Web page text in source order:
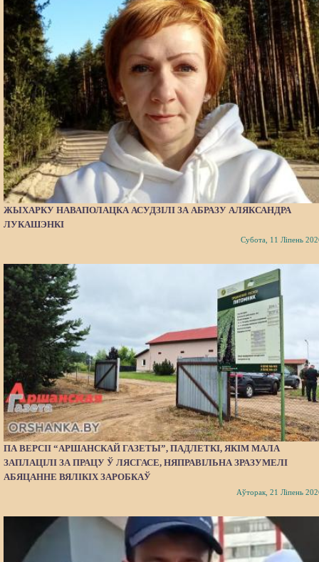
ЖЫХАРКУ НАВАПОЛАЦКА АСУДЗІЛІ ЗА АБРАЗУ АЛЯКСАНДРА
ЛУКАШЭНКІ
Субота, 11 Ліпень
ПА ВЕРСІІ “АРШАНСКАЙ ГАЗЕТЫ”, ПАДЛЕТКІ, ЯКІМ МАЛА
ЗАПЛАЦІЛІ ЗА ПРАЦУ Ў ЛЯСГАСЕ, НЯПРАВІЛЬНА ЗРАЗУМЕЛІ
АБЯЦАННЕ ВЯЛІКІХ ЗАРОБКАЎ
Аўторак, 21 Ліпень